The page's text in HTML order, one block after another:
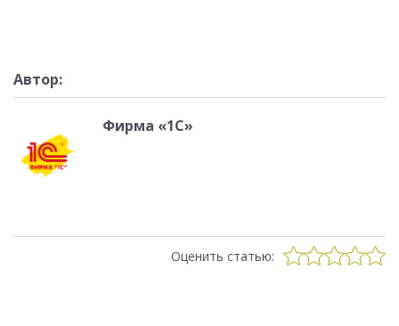
Автор:
Фирма «1С»
Оценить статью: